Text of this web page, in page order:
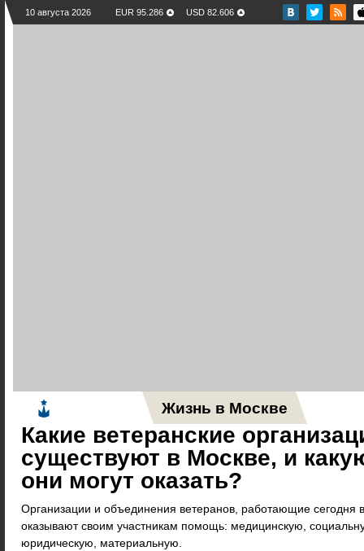
10 августа 2026 EUR 95.286 USD 82.606
Жизнь в Москве
Какие ветеранские
существуют в Москве, и
они могут оказать?
Организации и объединения ветеранов, работающие сегодня
оказывают своим участникам помощь: медицинскую,
юридическую, материальную.